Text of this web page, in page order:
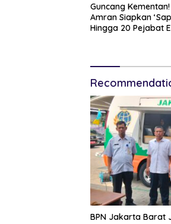
Guncang
Amran Siapkan
Hingga 20 Pejabat
BPN Jakarta Barat